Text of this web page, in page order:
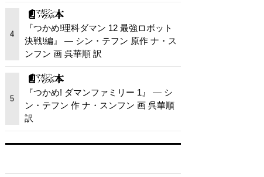
4
『つかめ!理科ダマン 12 最強ロボット
決戦!編』 — シン・テフン 原作 ナ・ス
ンフン 画 呉華順 訳
5
『つかめ! ダマンファミリー 1』 — シ
ン・テフン 作 ナ・スンフン 画 呉華順
訳